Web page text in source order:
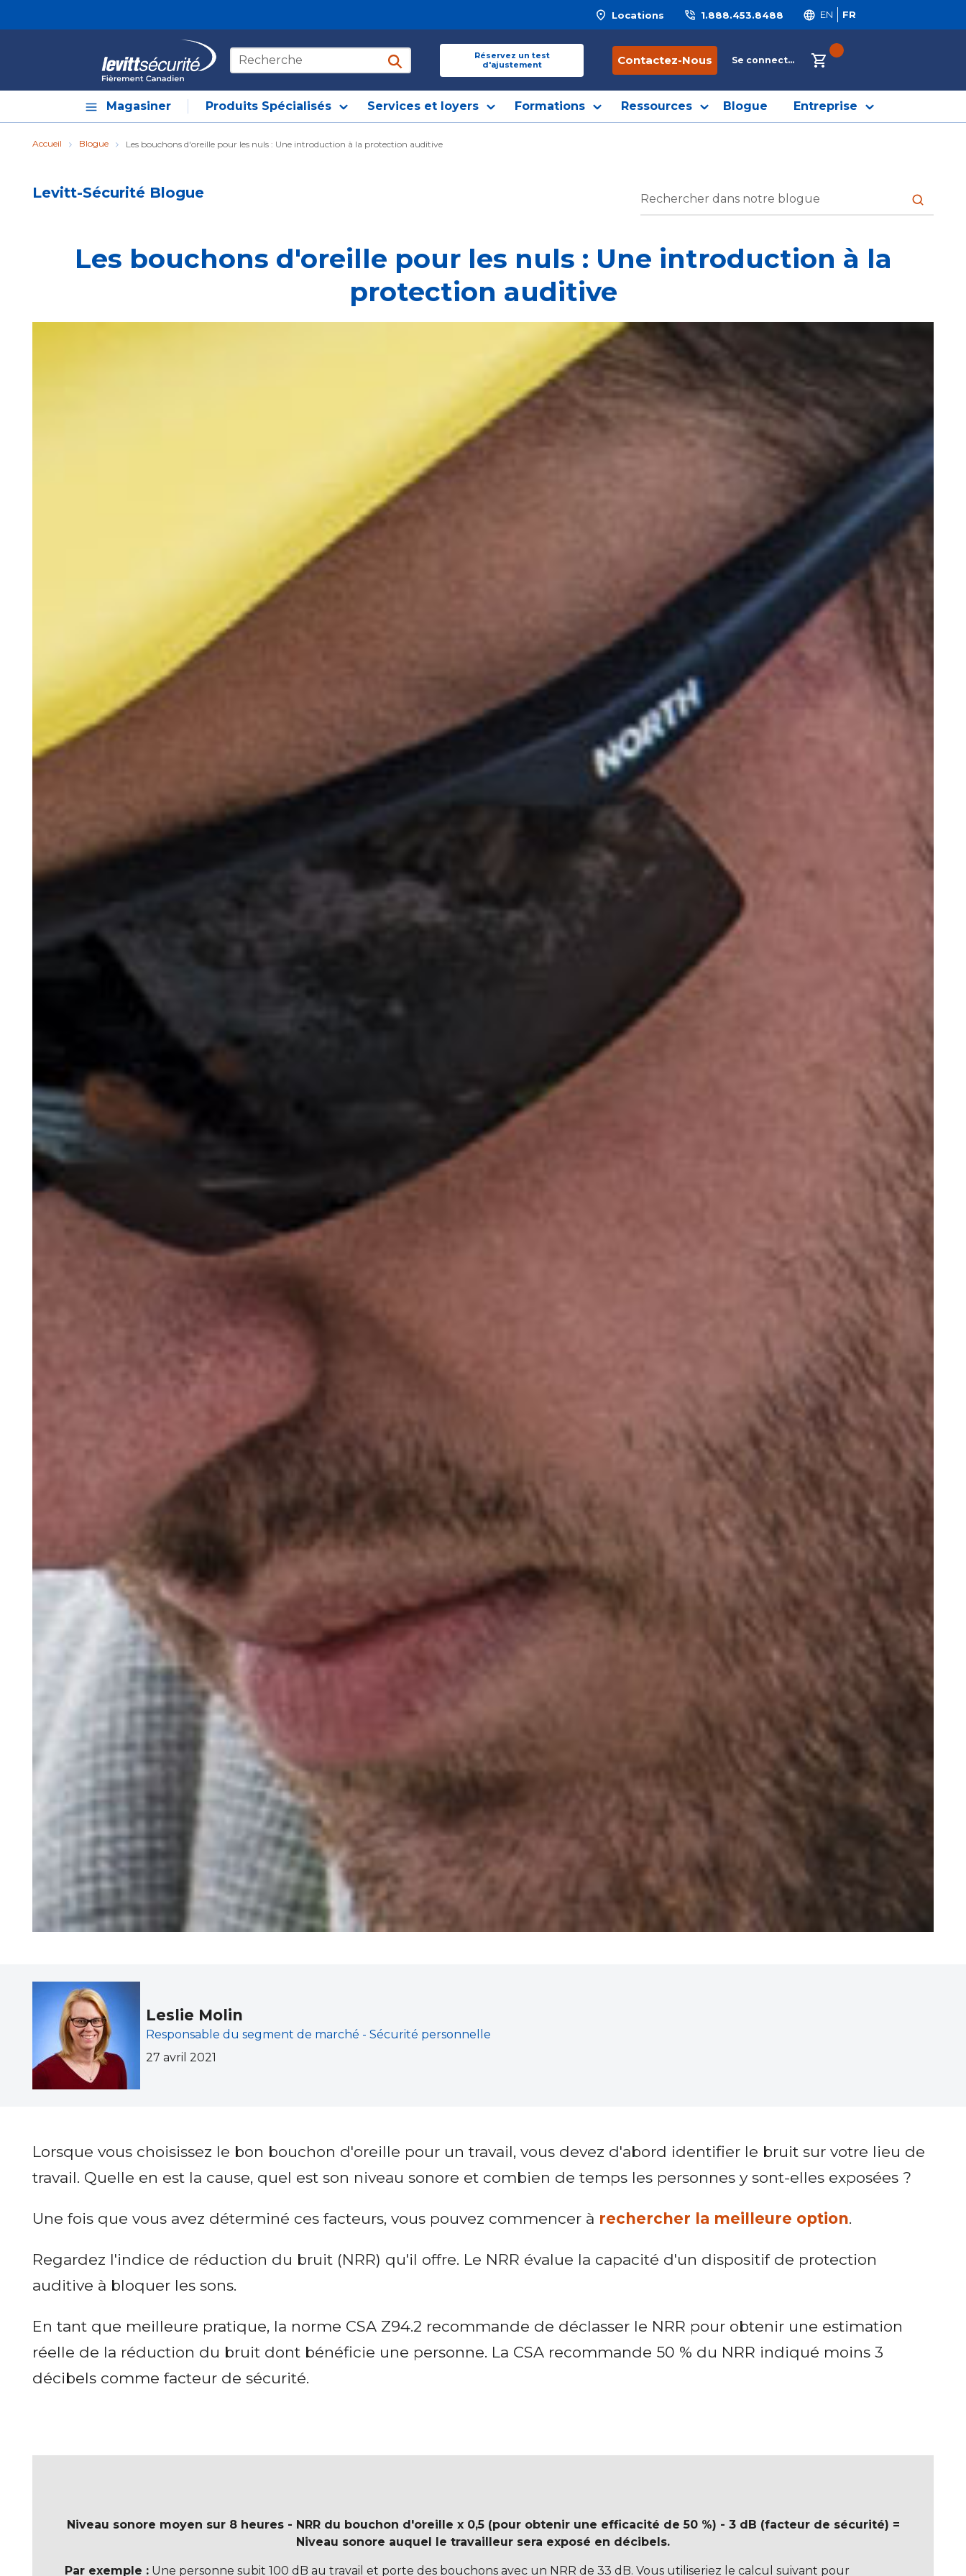
Locations 1.888.453.8488 EN FR
Recherche sur le site
soumettre une recherche
Réservez un test
d'ajustement
Contactez-Nous Se connecter
Magasiner Produits Spécialisés Services et loyers Formations Ressources Blogue Entreprise
Accueil Blogue Les bouchons d'oreille pour les nuls : Une introduction à la protection auditive
Levitt-Sécurité Blogue
Les bouchons d'oreille pour les nuls : Une introduction à la
protection auditive
Leslie Molin
Responsable du segment de marché - Sécurité personnelle
27 avril 2021
Lorsque vous choisissez le bon bouchon d'oreille pour un travail, vous devez d'abord identifier le bruit sur votre lieu de
travail. Quelle en est la cause, quel est son niveau sonore et combien de temps les personnes y sont-elles exposées ?
Une fois que vous avez déterminé ces facteurs, vous pouvez commencer à rechercher la meilleure option.
Regardez l'indice de réduction du bruit (NRR) qu'il offre. Le NRR évalue la capacité d'un dispositif de protection
auditive à bloquer les sons.
En tant que meilleure pratique, la norme CSA Z94.2 recommande de déclasser le NRR pour obtenir une estimation
réelle de la réduction du bruit dont bénéficie une personne. La CSA recommande 50 % du NRR indiqué moins 3
décibels comme facteur de sécurité.
Niveau sonore moyen sur 8 heures - NRR du bouchon d'oreille x 0,5 (pour obtenir une efficacité de 50 %) - 3 dB (facteur de sécurité) =
Niveau sonore auquel le travailleur sera exposé en décibels.
Par exemple : Une personne subit 100 dB au travail et porte des bouchons avec un NRR de 33 dB. Vous utiliseriez le calcul suivant pour